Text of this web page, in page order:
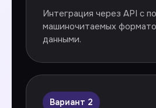
Интеграция через API с
машиночитаемых
данными.
Вариант 2